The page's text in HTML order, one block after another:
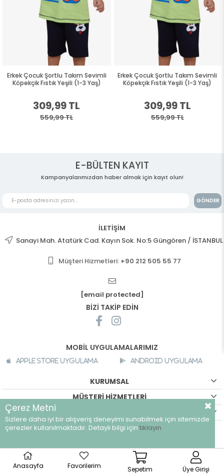
Erkek Çocuk Şortlu Takım Sevimli
Köpekçik Fıstık Yeşili (1-3 Yaş)
309,99 TL
559,99 TL
Erkek Çocuk Şortlu Takım Sevimli
Köpekçik Fıstık Yeşili (1-3 Yaş)
309,99 TL
559,99 TL
E-BÜLTEN KAYIT
Kampanyalarımızdan haber almak için kayıt olun!
GÖNDER
İLETİŞİM
Sanayi Mah. Atatürk Cad. Kayın Sok. No:5 Güngören / İSTANBUL
Müşteri Hizmetleri: +90 212 505 55 77
[email protected]
BİZİ TAKİP EDİN
MOBİL UYGULAMALARIMIZ
Apple Store Uygulama Android Uygulama
KURUMSAL
MÜŞTERİ HİZMETLERİ
©breeze.com.tr - Tüm hakları saklıdır.
Anasayfa Favorilerim Sepetim Üye Girişi
Çerez Metni
Sizlere daha iyi bir alışveriş deneyimi sunabilmek için sitemizde
çerezler kullanılmaktadır. Detaylı bilgi için tıklayın